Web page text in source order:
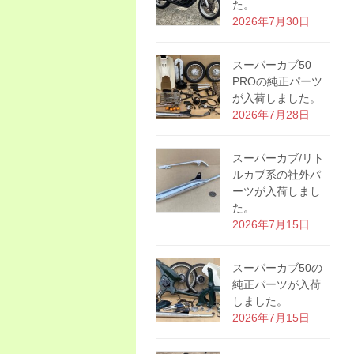
た。
2026年7月30日
スーパーカブ50
PROの純正パーツ
が入荷しました。
2026年7月28日
スーパーカブ/リト
ルカブ系の社外パ
ーツが入荷しまし
た。
2026年7月15日
スーパーカブ50の
純正パーツが入荷
しました。
2026年7月15日